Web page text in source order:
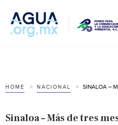
HOME NACIONAL
Sinaloa – Más de tres